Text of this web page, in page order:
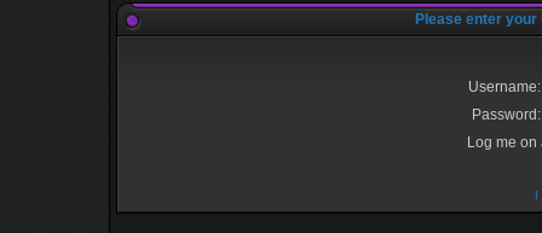
Please enter
Username:
Password:
Log me
I